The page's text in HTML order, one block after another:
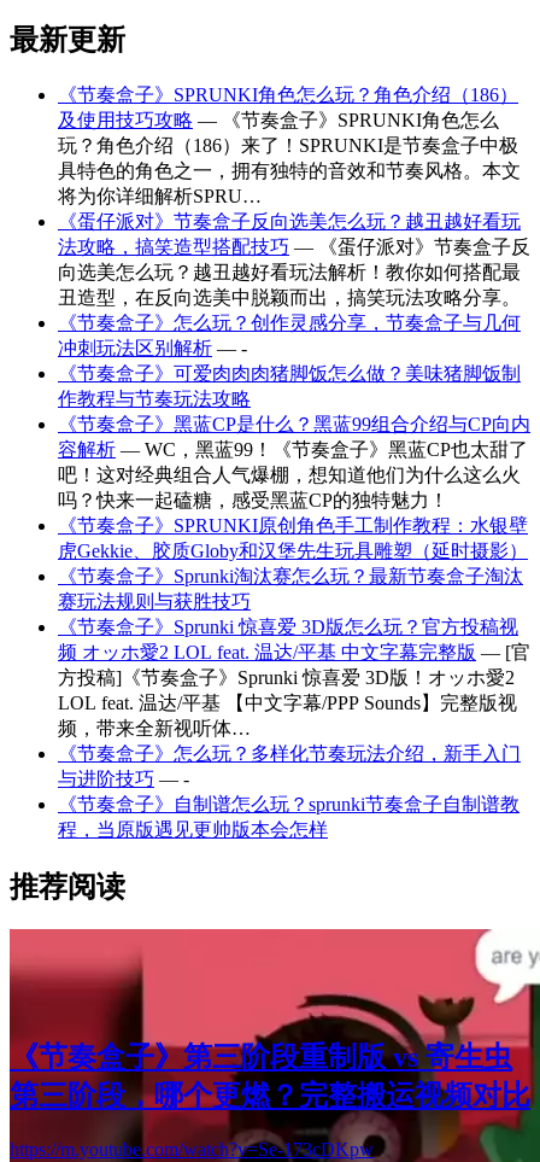
最新更新
《节奏盒子》SPRUNKI角色怎么玩？角色介绍（186）
及使用技巧攻略 — 《节奏盒子》SPRUNKI角色怎么
玩？角色介绍（186）来了！SPRUNKI是节奏盒子中极
具特色的角色之一，拥有独特的音效和节奏风格。本文
将为你详细解析SPRU…
《蛋仔派对》节奏盒子反向选美怎么玩？越丑越好看玩
法攻略，搞笑造型搭配技巧 — 《蛋仔派对》节奏盒子反
向选美怎么玩？越丑越好看玩法解析！教你如何搭配最
丑造型，在反向选美中脱颖而出，搞笑玩法攻略分享。
《节奏盒子》怎么玩？创作灵感分享，节奏盒子与几何
冲刺玩法区别解析 — -
《节奏盒子》可爱肉肉肉猪脚饭怎么做？美味猪脚饭制
作教程与节奏玩法攻略
《节奏盒子》黑蓝CP是什么？黑蓝99组合介绍与CP向内
容解析 — WC，黑蓝99！《节奏盒子》黑蓝CP也太甜了
吧！这对经典组合人气爆棚，想知道他们为什么这么火
吗？快来一起磕糖，感受黑蓝CP的独特魅力！
《节奏盒子》SPRUNKI原创角色手工制作教程：水银壁
虎Gekkie、胶质Globy和汉堡先生玩具雕塑（延时摄影）
《节奏盒子》Sprunki淘汰赛怎么玩？最新节奏盒子淘汰
赛玩法规则与获胜技巧
《节奏盒子》Sprunki 惊喜爱 3D版怎么玩？官方投稿视
频 オッホ愛2 LOL feat. 温达/平基 中文字幕完整版 — [官
方投稿]《节奏盒子》Sprunki 惊喜爱 3D版！オッホ愛2
LOL feat. 温达/平基 【中文字幕/PPP Sounds】完整版视
频，带来全新视听体…
《节奏盒子》怎么玩？多样化节奏玩法介绍，新手入门
与进阶技巧 — -
《节奏盒子》自制谱怎么玩？sprunki节奏盒子自制谱教
程，当原版遇见更帅版本会怎样
推荐阅读
《节奏盒子》第三阶段重制版 vs 寄生虫
第三阶段，哪个更燃？完整搬运视频对比
https://m.youtube.com/watch?v=Se-173cDKpw